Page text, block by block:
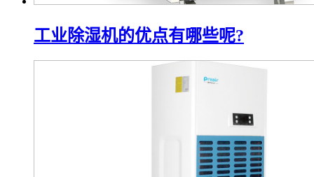
工业除湿机的优点有哪些呢?